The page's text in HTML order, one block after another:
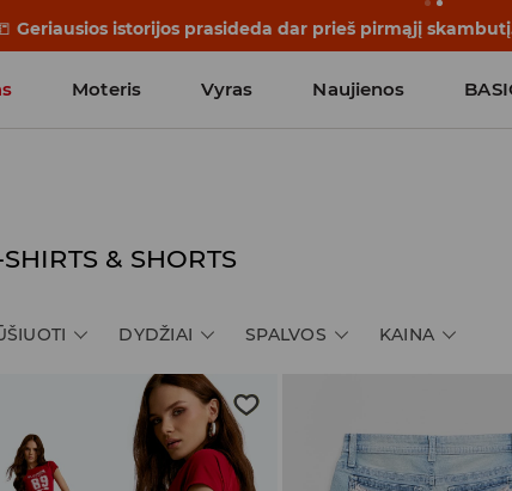
Geriausios istorijos prasideda dar prieš pirmąjį
Moteris Vyras Naujienos
& SHORTS
DYDŽIAI SPALVOS KAINA